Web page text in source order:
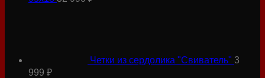
Четки из сердолика "Свиватель" 3
999 ₽